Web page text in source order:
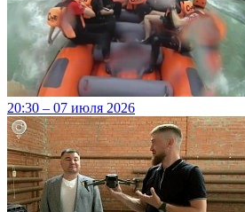
20:30 – 07 июля 2026